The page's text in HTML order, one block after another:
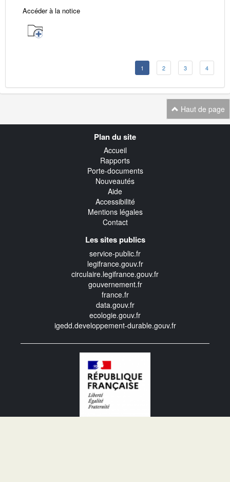
Accéder à la notice
1 2 3 4
Haut de page
Plan du site
Accueil
Rapports
Porte-documents
Nouveautés
Aide
Accessibilité
Mentions légales
Contact
Les sites publics
service-public.fr
legifrance.gouv.fr
circulaire.legifrance.gouv.fr
gouvernement.fr
france.fr
data.gouv.fr
ecologie.gouv.fr
igedd.developpement-durable.gouv.fr